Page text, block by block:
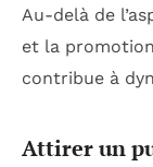
Au-delà de
et la
contribue à
Attirer un